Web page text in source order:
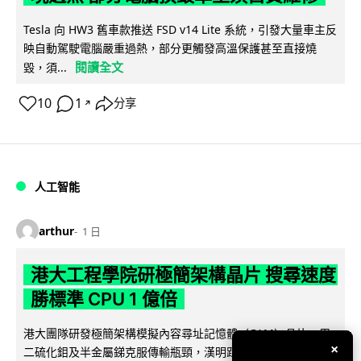
Tesla 向 HW3 舊車款推送 FSD v14 Lite 系統，引發大量車主反
映自動駕駛電腦嚴重過熱，部分更觸發高溫保護甚至直接燒
毀，須...
閱讀全文
10 1 ↗ 分享
人工智能
arthur 1 日
港大工程學院研極簡架構晶片 搜尋速度
勝標準 CPU 1 億倍
港大團隊研發極簡架構模擬內容尋址記憶體（CAM）晶片，用
二硫化鉬及半金屬銻克服傳輸瓶頸，漢明距離計算速度比標準
×